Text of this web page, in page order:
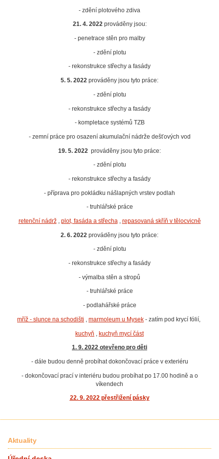
- zdění plotového zdiva
21. 4. 2022 prováděny jsou:
- penetrace stěn pro malby
- zdění plotu
- rekonstrukce střechy a fasády
5. 5. 2022 prováděny jsou tyto práce:
- zdění plotu
- rekonstrukce střechy a fasády
- kompletace systémů TZB
- zemní práce pro osazení akumulační nádrže dešťových vod
19. 5. 2022 prováděny jsou tyto práce:
- zdění plotu
- rekonstrukce střechy a fasády
- příprava pro pokládku nášlapných vrstev podlah
- truhlářské práce
retenční nádrž, plot, fasáda a střecha repasovaná skříň v tělocvicně
2. 6. 2022 prováděny jsou tyto práce:
- zdění plotu
- rekonstrukce střechy a fasády
- výmalba stěn a stropů
- truhlářské práce
- podlahářské práce
mříž - slunce na schodišti marmoleum u Mysek - zatím pod krycí fólií,
kuchyň kuchyň mycí část
1. 9. 2022 otevřeno pro děti
- dále budou denně probíhat dokončovací práce v exteriéru
- dokončovací prací v interiéru budou probíhat po 17.00 hodině a o
víkendech
22. 9. 2022 přestřižení pásky
Aktuality